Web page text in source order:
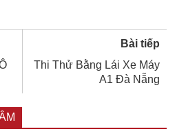
Bài tiếp
Thi Thử Bằng Lái Xe Máy
A1 Đà Nẵng